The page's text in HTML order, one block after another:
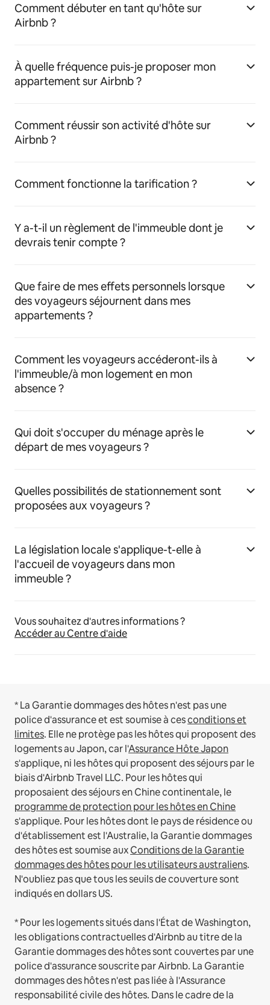
Comment débuter en tant qu'hôte sur
Airbnb ?
À quelle fréquence puis-je proposer mon
appartement sur Airbnb ?
Comment réussir son activité d'hôte sur
Airbnb ?
Comment fonctionne la tarification ?
Y a-t-il un règlement de l'immeuble dont je
devrais tenir compte ?
Que faire de mes effets personnels lorsque
des voyageurs séjournent dans mes
appartements ?
Comment les voyageurs accéderont-ils à
l'immeuble/à mon logement en mon
absence ?
Qui doit s'occuper du ménage après le
départ de mes voyageurs ?
Quelles possibilités de stationnement sont
proposées aux voyageurs ?
La législation locale s'applique-t-elle à
l'accueil de voyageurs dans mon
immeuble ?
Vous souhaitez d'autres informations ?
Accéder au Centre d'aide
* La Garantie dommages des hôtes n'est pas une
police d'assurance et est soumise à cesconditions et
limites. Elle ne protège pas les hôtes qui proposent des
logements au Japon, car l'Assurance Hôte Japon
s'applique, ni les hôtes qui proposent des séjours par le
biais d'Airbnb Travel LLC. Pour les hôtes qui
proposaient des séjours en Chine continentale, le
programme de protection pour les hôtes en Chine
s'applique. Pour les hôtes dont le pays de résidence ou
d'établissement est l'Australie, la Garantie dommages
des hôtes est soumise auxConditions de la Garantie
dommages des hôtes pour les utilisateurs australiens.
N'oubliez pas que tous les seuils de couverture sont
indiqués en dollars US.
* Pour les logements situés dans l'État de Washington,
les obligations contractuelles d'Airbnb au titre de la
Garantie dommages des hôtes sont couvertes par une
police d'assurance souscrite par Airbnb. La Garantie
dommages des hôtes n'est pas liée à l'Assurance
responsabilité civile des hôtes. Dans le cadre de la